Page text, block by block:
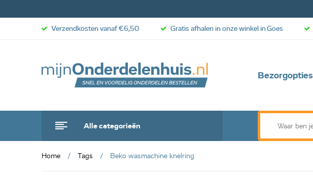
Bezorgopties
Alle categorieën
Verzendkosten vanaf €6,50 Gratis afhalen in onze winkel in Goes
Home Tags Beko wasmachine knelring